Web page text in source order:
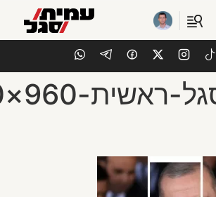
עמית-סגל-ראשית-960×640